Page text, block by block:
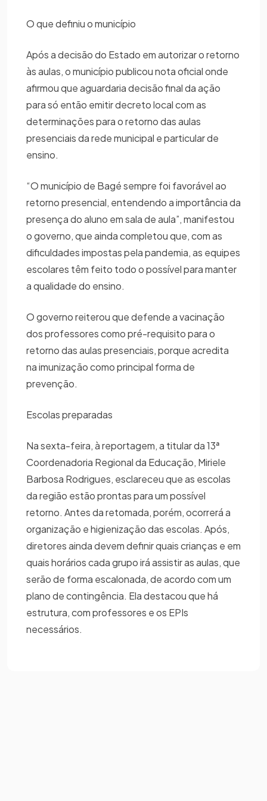
O que definiu o município
Após a decisão do Estado em autorizar o retorno
às aulas, o município publicou nota oficial onde
afirmou que aguardaria decisão final da ação
para só então emitir decreto local com as
determinações para o retorno das aulas
presenciais da rede municipal e particular de
ensino.
“O município de Bagé sempre foi favorável ao
retorno presencial, entendendo a importância da
presença do aluno em sala de aula”, manifestou
o governo, que ainda completou que, com as
dificuldades impostas pela pandemia, as equipes
escolares têm feito todo o possível para manter
a qualidade do ensino.
O governo reiterou que defende a vacinação
dos professores como pré-requisito para o
retorno das aulas presenciais, porque acredita
na imunização como principal forma de
prevenção.
Escolas preparadas
Na sexta-feira, à reportagem, a titular da 13ª
Coordenadoria Regional da Educação, Miriele
Barbosa Rodrigues, esclareceu que as escolas
da região estão prontas para um possível
retorno. Antes da retomada, porém, ocorrerá a
organização e higienização das escolas. Após,
diretores ainda devem definir quais crianças e em
quais horários cada grupo irá assistir as aulas, que
serão de forma escalonada, de acordo com um
plano de contingência. Ela destacou que há
estrutura, com professores e os EPIs
necessários.